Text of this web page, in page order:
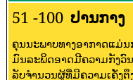
51 -100 ປານກາງ
ຄຸນນະພາບທາງອາກາດແມ່
ມົນລະພິດອາດມີຄວາມກັງວົ
ລັບຈໍານວນຜູ້ທີ່ມີຄວາມເຄັ່ງ